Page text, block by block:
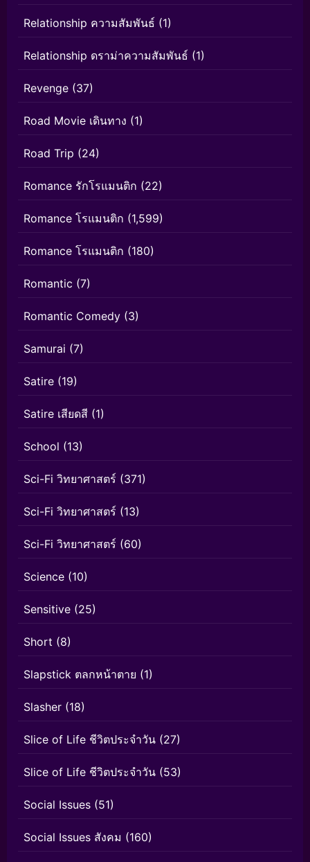
Relationship ความสัมพันธ์ (1)
Relationship ดราม่าความสัมพันธ์ (1)
Revenge (37)
Road Movie เดินทาง (1)
Road Trip (24)
Romance รักโรแมนติก (22)
Romance โรแมนติก (1,599)
Romance โรแมนติก (180)
Romantic (7)
Romantic Comedy (3)
Samurai (7)
Satire (19)
Satire เสียดสี (1)
School (13)
Sci-Fi วิทยาศาสตร์ (371)
Sci-Fi วิทยาศาสตร์ (13)
Sci-Fi วิทยาศาสตร์ (60)
Science (10)
Sensitive (25)
Short (8)
Slapstick ตลกหน้าตาย (1)
Slasher (18)
Slice of Life ชีวิตประจำวัน (27)
Slice of Life ชีวิตประจำวัน (53)
Social Issues (51)
Social Issues สังคม (160)